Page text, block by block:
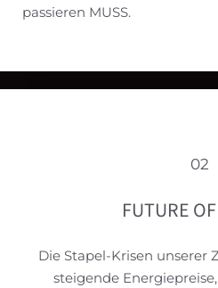
passieren MUSS.
02
FUTURE
Die Stapel-Krisen unserer
steigende